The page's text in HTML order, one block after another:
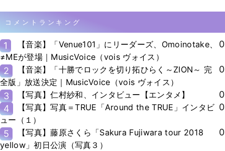
コメントランキング
1
【音楽】「Venue101」にリーダーズ、Omoinotake、
≠MEが登場｜MusicVoice（vois ヴォイス）
0
2
【音楽】「十勝でロックを切り拓ひらく～ZION～ 完
全版」放送決定｜MusicVoice（vois ヴォイス）
0
3 【写真】仁村紗和、インタビュー【エンタメ】
0
4
【写真】写真＝TRUE「Around the TRUE」インタビ
ュー（１）
0
5
【写真】藤原さくら「Sakura Fujiwara tour 2018
yellow」初日公演（写真３）
0